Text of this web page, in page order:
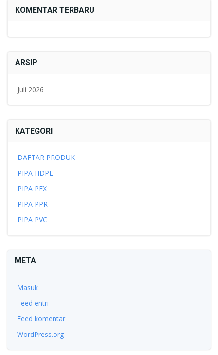
KOMENTAR TERBARU
ARSIP
Juli 2026
KATEGORI
DAFTAR PRODUK
PIPA HDPE
PIPA PEX
PIPA PPR
PIPA PVC
META
Masuk
Feed entri
Feed komentar
WordPress.org